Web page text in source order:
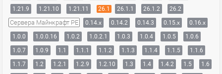
1.21.9
1.21.10 1.21.11 26.1 26.1.1 26.1.2 26.2
Сервера Майнкрафт PE 0.14.x 0.14.2 0.14.3 0.15.x
0.16.x
1.0.0
1.0.0.16 1.0.2 1.0.2.1 1.0.3 1.0.4 1.0.5
1.0.6
1.0.7
1.0.9 1.1 1.1.1 1.1.2 1.1.3 1.1.4 1.1.5
1.1.6
1.1.7
1.2 1.2.1 1.2.9 1.2.10 1.3 1.4 1.4.2 1.5
1.6